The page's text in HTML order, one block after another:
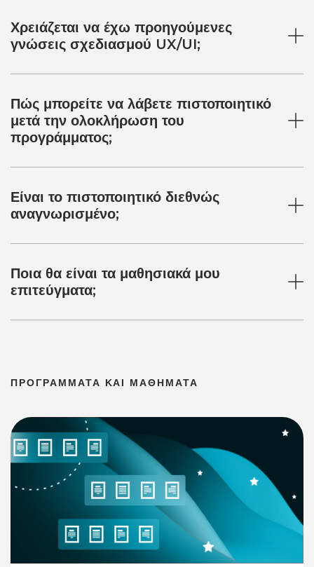
Χρειάζεται να έχω προηγούμενες
γνώσεις σχεδιασμού UX/UI;
Πώς μπορείτε να λάβετε πιστοποιητικό
μετά την ολοκλήρωση του
προγράμματος;
Είναι το πιστοποιητικό διεθνώς
αναγνωρισμένο;
Ποια θα είναι τα μαθησιακά μου
επιτεύγματα;
ΠΡΟΓΡΑΜΜΑΤΑ ΚΑΙ ΜΑΘΗΜΑΤΑ